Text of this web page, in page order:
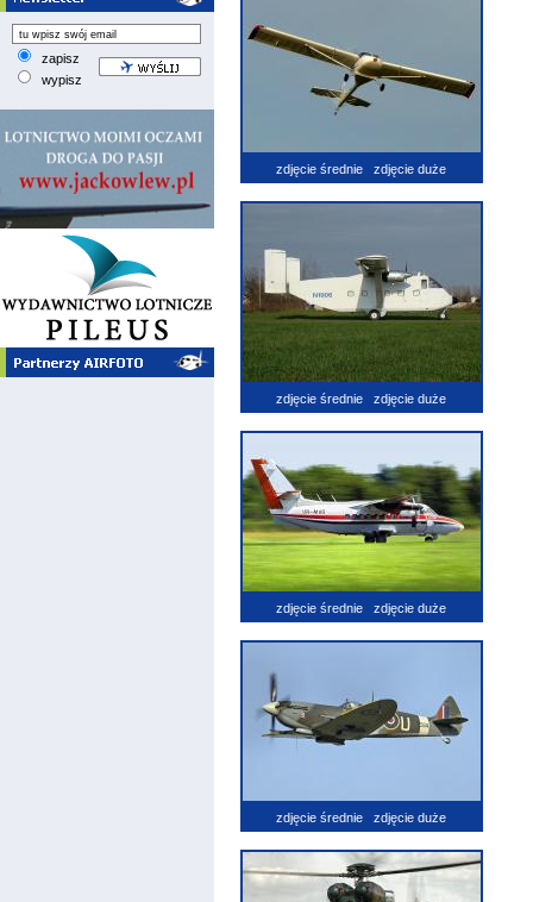
zapisz
wypisz
zdjęcie średnie zdjęcie duże
zdjęcie średnie zdjęcie duże
zdjęcie średnie zdjęcie duże
zdjęcie średnie zdjęcie duże